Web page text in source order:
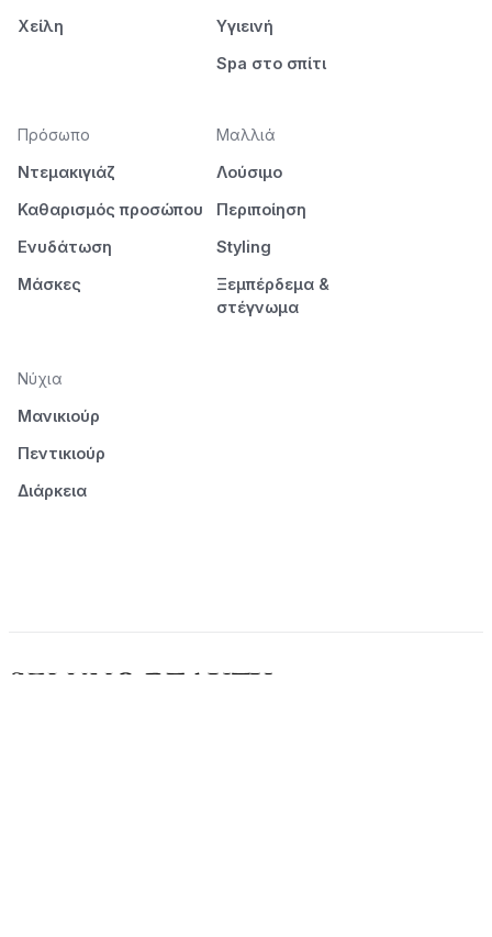
Χείλη
Υγιεινή
Spa στο σπίτι
Πρόσωπο
Ντεμακιγιάζ
Καθαρισμός προσώπου
Ενυδάτωση
Μάσκες
Μαλλιά
Λούσιμο
Περιποίηση
Styling
Ξεμπέρδεμα &
στέγνωμα
Νύχια
Μανικιούρ
Πεντικιούρ
Διάρκεια